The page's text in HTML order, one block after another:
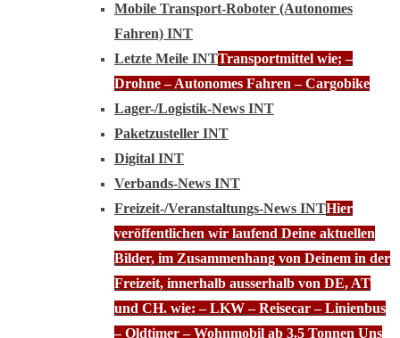
Mobile Transport-Roboter (Autonomes
Fahren) INT
Letzte Meile INTTransportmittel wie; –
Drohne – Autonomes Fahren – Cargobike
Lager-/Logistik-News INT
Paketzusteller INT
Digital INT
Verbands-News INT
Freizeit-/Veranstaltungs-News INTHier
veröffentlichen wir laufend Deine aktuellen
Bilder, im Zusammenhang von Deinem in der
Freizeit, innerhalb ausserhalb von DE, AT
und CH. wie: – LKW – Reisecar – Linienbus
– Oldtimer – Wohnmobil ab 3.5 Tonnen Uns